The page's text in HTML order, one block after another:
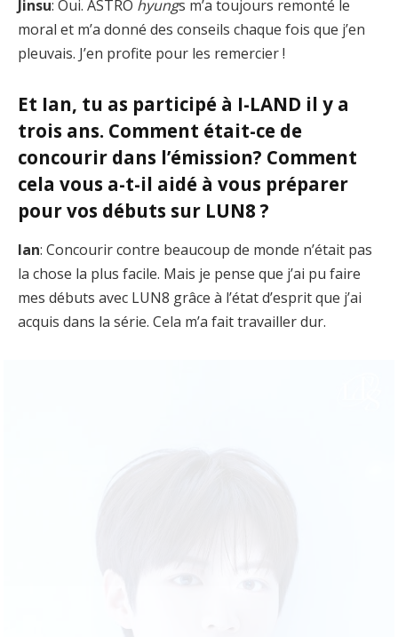
Jinsu: Oui. ASTRO hyungs m’a toujours remonté le
moral et m’a donné des conseils chaque fois que j’en
pleuvais. J’en profite pour les remercier !
Et Ian, tu as participé à I-LAND il y a
trois ans. Comment était-ce de
concourir dans l’émission? Comment
cela vous a-t-il aidé à vous préparer
pour vos débuts sur LUN8 ?
Ian: Concourir contre beaucoup de monde n’était pas
la chose la plus facile. Mais je pense que j’ai pu faire
mes débuts avec LUN8 grâce à l’état d’esprit que j’ai
acquis dans la série. Cela m’a fait travailler dur.